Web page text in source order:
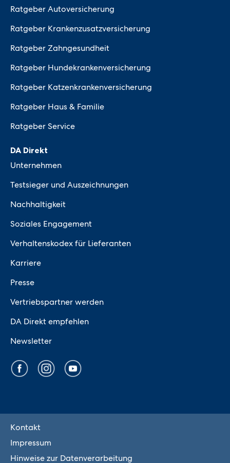
Ratgeber Autoversicherung
Ratgeber Krankenzusatzversicherung
Ratgeber Zahngesundheit
Ratgeber Hundekrankenversicherung
Ratgeber Katzenkrankenversicherung
Ratgeber Haus & Familie
Ratgeber Service
DA Direkt
Unternehmen
Testsieger und Auszeichnungen
Nachhaltigkeit
Soziales Engagement
Verhaltenskodex für Lieferanten
Karriere
Presse
Vertriebspartner werden
DA Direkt empfehlen
Newsletter
Kontakt
Impressum
Hinweise zur Datenverarbeitung